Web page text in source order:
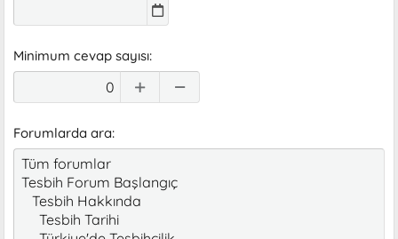
Minimum cevap sayısı
Forumlarda ara